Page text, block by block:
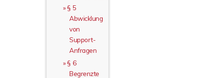
§ 5
Abwicklung
von
Support-
Anfragen
§ 6
Begrenzte